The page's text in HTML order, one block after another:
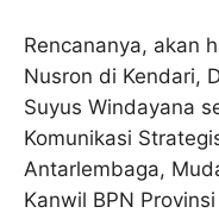
Rencananya, akan
Nusron di Kendari,
Suyus Windayana
Komunikasi
Antarlembaga,
Kanwil BPN